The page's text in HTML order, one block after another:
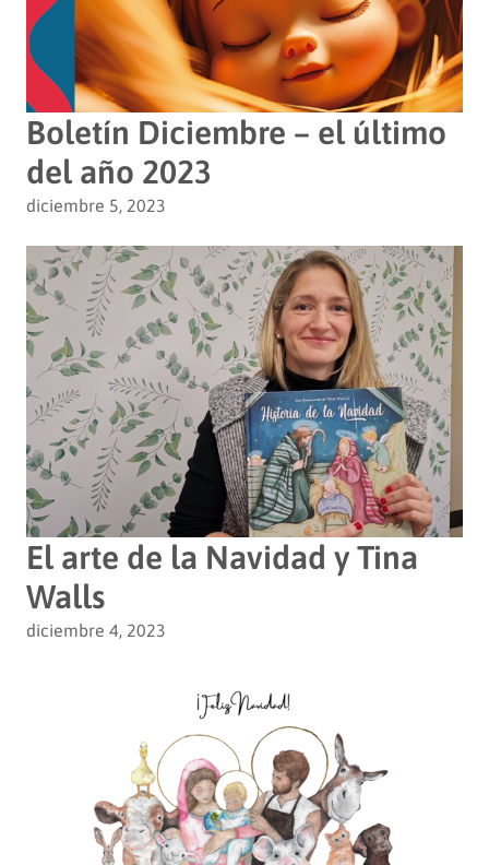
Boletín Diciembre – el último
del año 2023
diciembre 5, 2023
El arte de la Navidad y Tina
Walls
diciembre 4, 2023